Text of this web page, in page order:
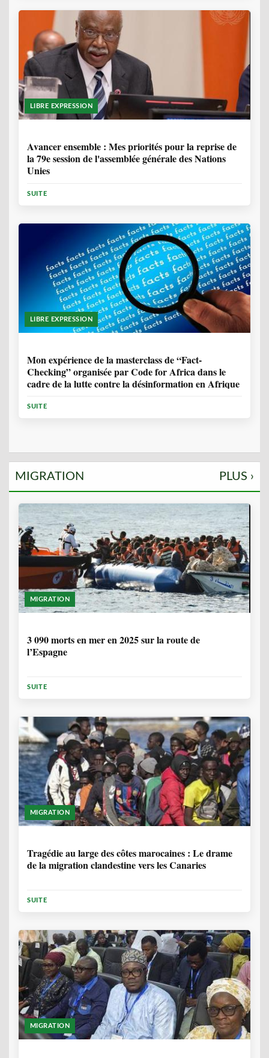
LIBRE EXPRESSION
Avancer ensemble : Mes priorités pour la reprise de
la 79e session de l'assemblée générale des Nations
Unies
SUITE
LIBRE EXPRESSION
Mon expérience de la masterclass de “Fact-
Checking” organisée par Code for Africa dans le
cadre de la lutte contre la désinformation en Afrique
SUITE
MIGRATION PLUS ›
MIGRATION
3 090 morts en mer en 2025 sur la route de
l’Espagne
SUITE
MIGRATION
Tragédie au large des côtes marocaines : Le drame
de la migration clandestine vers les Canaries
SUITE
MIGRATION